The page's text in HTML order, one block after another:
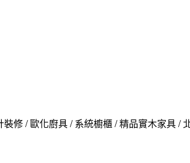
修 / 歐化廚具 / 系統櫥櫃 / 精品實木家具 /